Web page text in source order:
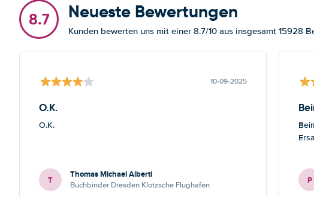
8.7 Neueste Bewertungen
Kunden bewerten uns mit einer 8.7/10 aus insgesamt 15928
10-09-2025
O.K.
O.K.
T Thomas Michael Alberti
Buchbinder Dresden Klotzsche Flughafen P